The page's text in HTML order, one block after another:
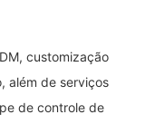
customização
além de serviços
de controle de